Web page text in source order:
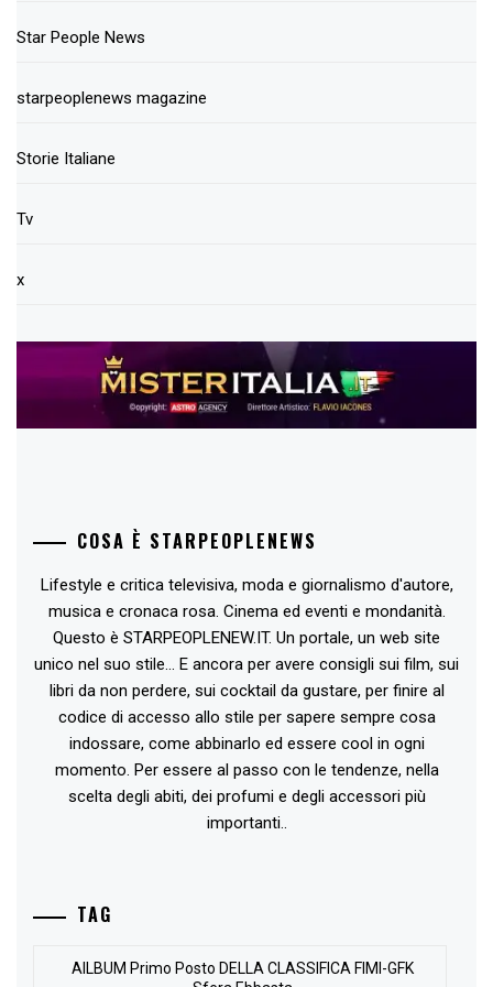
Star People News
starpeoplenews magazine
Storie Italiane
Tv
x
COSA È STARPEOPLENEWS
Lifestyle e critica televisiva, moda e giornalismo d'autore,
musica e cronaca rosa. Cinema ed eventi e mondanità.
Questo è STARPEOPLENEW.IT. Un portale, un web site
unico nel suo stile... E ancora per avere consigli sui film, sui
libri da non perdere, sui cocktail da gustare, per finire al
codice di accesso allo stile per sapere sempre cosa
indossare, come abbinarlo ed essere cool in ogni
momento. Per essere al passo con le tendenze, nella
scelta degli abiti, dei profumi e degli accessori più
importanti..
TAG
AlLBUM Primo Posto DELLA CLASSIFICA FIMI-GFK